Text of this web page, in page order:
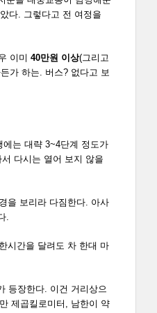
다. 그렇다고 전 여정을
이미 40만원 이상(그리고
가 하는. 버스? 없다고 보
는 대략 3~4단계 정도가
다시는 열어 보지 않을
을 보리라 다짐한다. 아사
.
시간을 달려도 차 한대 마
등장한다. 이건 거리상으
제곱킬로미터, 남한이 약